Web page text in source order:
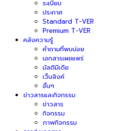
ระเบียบ
ประกาศ
Standard T-VER
Premium T-VER
คลังความรู้
คำถามที่พบบ่อย
เอกสารเผยแพร่
มัลติมีเดีย
เว็บลิงค์
อื่นๆ
ข่าวสารและกิจกรรม
ข่าวสาร
กิจกรรม
ภาพกิจกรรม